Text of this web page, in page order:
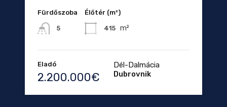
Fürdőszoba
5
Élőtér (m²)
415 m²
Eladó
2.200.000€
Dél-Dalmácia
Dubrovnik